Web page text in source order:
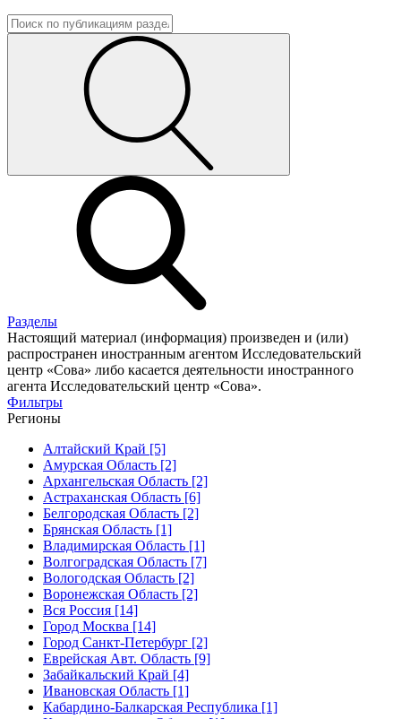
Разделы
Настоящий материал (информация) произведен и (или)
распространен иностранным агентом Исследовательский
центр «Сова» либо касается деятельности иностранного
агента Исследовательский центр «Сова».
Фильтры
Регионы
Алтайский Край [5]
Амурская Область [2]
Архангельская Область [2]
Астраханская Область [6]
Белгородская Область [2]
Брянская Область [1]
Владимирская Область [1]
Волгоградская Область [7]
Вологодская Область [2]
Воронежская Область [2]
Вся Россия [14]
Город Москва [14]
Город Санкт-Петербург [2]
Еврейская Авт. Область [9]
Забайкальский Край [4]
Ивановская Область [1]
Кабардино-Балкарская Республика [1]